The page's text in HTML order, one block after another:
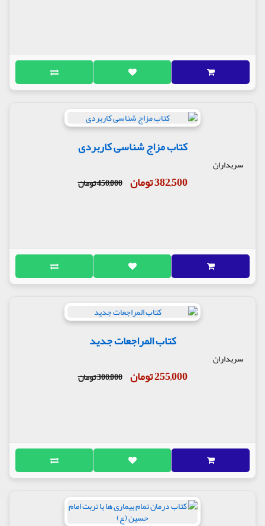
کتاب مزاج شناسی کاربردی
سربداران
382,500 تومان 450,000 تومان
کتاب المراجعات جدید
سربداران
255,000 تومان 300,000 تومان